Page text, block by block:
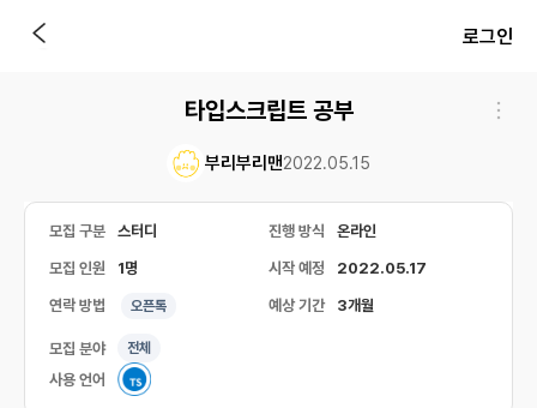
로그인
타입스크립트 공부
부리부리맨2022.05.15
모집 구분 스터디 진행 방식 온라인
모집 인원 1명 시작 예정 2022.05.17
연락 방법 오픈톡 예상 기간 3개월
모집 분야 전체
사용 언어